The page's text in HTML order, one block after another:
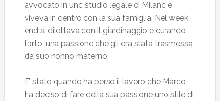
avvocato in uno studio legale di Milano e
viveva in centro con la sua famiglia. Nel week
end si dilettava con il giardinaggio e curando
l’orto, una passione che gli era stata trasmessa
da suo nonno materno.
E’ stato quando ha perso il lavoro che Marco
ha deciso di fare della sua passione uno stile di